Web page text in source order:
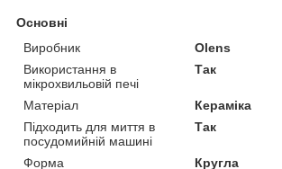
Основні
Виробник
Olens
Використання в
мікрохвильовій печі
Так
Матеріал
Кераміка
Підходить для миття в
посудомийній машині
Так
Форма
Кругла